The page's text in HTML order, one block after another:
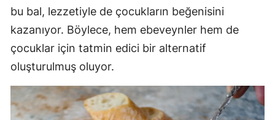
bu bal, lezzetiyle de çocukların beğenisini
kazanıyor. Böylece, hem ebeveynler hem de
çocuklar için tatmin edici bir alternatif
oluşturulmuş oluyor.